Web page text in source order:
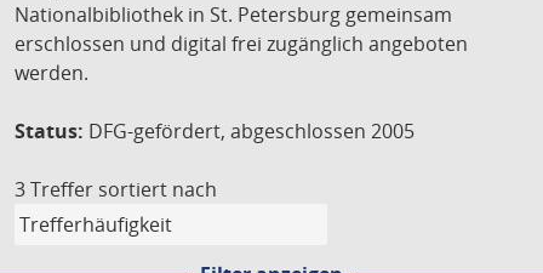
Nationalbibliothek in St. Petersburg gemeinsam
erschlossen und digital frei zugänglich angeboten
werden.
Status: DFG-gefördert, abgeschlossen 2005
3 Treffer sortiert nach